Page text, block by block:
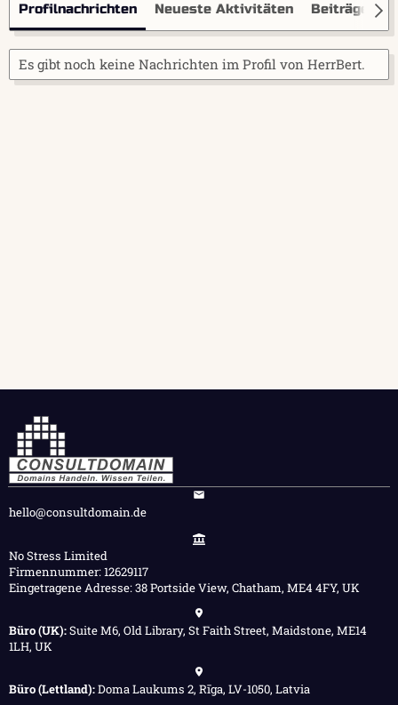
Profilnachrichten Neueste Aktivitäten Beiträge
Es gibt noch keine Nachrichten im Profil von HerrBert.
hello@consultdomain.de
No Stress Limited
Firmennummer: 12629117
Eingetragene Adresse: 38 Portside View, Chatham, ME4 4FY, UK
Büro (UK):Suite M6, Old Library, St Faith Street, Maidstone, ME14
1LH, UK
Büro (Lettland):Doma Laukums 2, Rīga, LV-1050, Latvia